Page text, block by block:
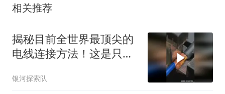
相关推荐
揭秘目前全世界最顶尖的
电线连接方法！这是只需
银河探索队